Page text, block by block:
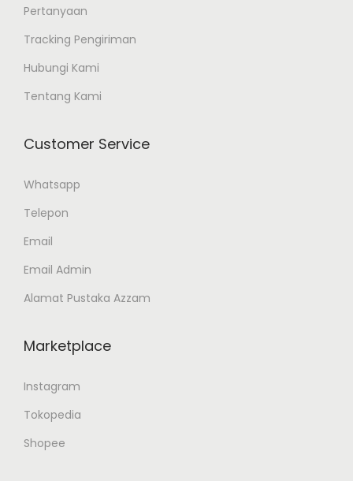
Pertanyaan
Tracking Pengiriman
Hubungi Kami
Tentang Kami
Customer Service
Whatsapp
Telepon
Email
Email Admin
Alamat Pustaka Azzam
Marketplace
Instagram
Tokopedia
Shopee